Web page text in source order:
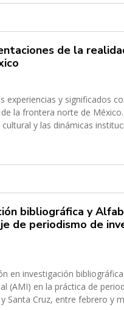
de la
y significados
la frontera norte de
y las dinámicas
bibliográfica y
de periodismo de
en investigación
(AMI) en la práctica de
Cruz, entre febrero y mayo de